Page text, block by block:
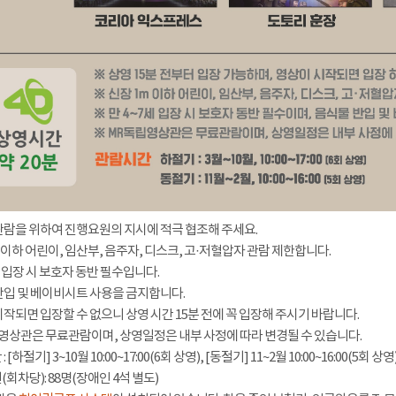
을 위하여 진행요원의 지시에 적극 협조해 주세요.
하 어린이, 임산부, 음주자, 디스크, 고·저혈압자 관람 제한합니다.
장 시 보호자 동반 필수입니다.
및 베이비시트 사용을 금지합니다.
되면 입장할 수 없으니 상영 시간 15분 전에 꼭 입장해 주시기 바랍니다.
관은 무료관람이며, 상영일정은 내부 사정에 따라 변경될 수 있습니다.
[하절기] 3~10월 10:00~17:00(6회 상영), [동절기] 11~2월 10:00~16:00(5회 상
차당): 88명(장애인 4석 별도)